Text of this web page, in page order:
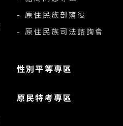
- 原住民族部落役
- 原住民族司法諮詢會
性別平等專區
原民特考專區